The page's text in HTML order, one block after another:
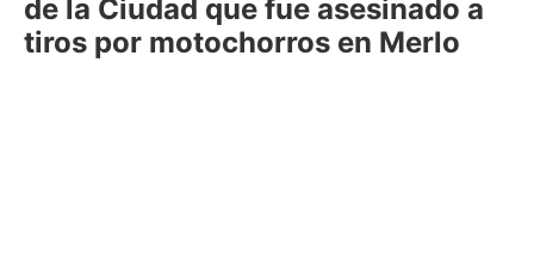
de la Ciudad que fue asesinado a
tiros por motochorros en Merlo